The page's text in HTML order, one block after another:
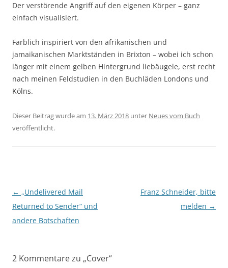
Der verstörende Angriff auf den eigenen Körper – ganz
einfach visualisiert.
Farblich inspiriert von den afrikanischen und
jamaikanischen Marktständen in Brixton – wobei ich schon
länger mit einem gelben Hintergrund liebäugele, erst recht
nach meinen Feldstudien in den Buchläden Londons und
Kölns.
Dieser Beitrag wurde am 13. März 2018 unter Neues vom Buch
veröffentlicht.
Beitragsnavigation
← „Undelivered Mail
Returned to Sender“ und
andere Botschaften
Franz Schneider, bitte
melden →
2 Kommentare zu „Cover“